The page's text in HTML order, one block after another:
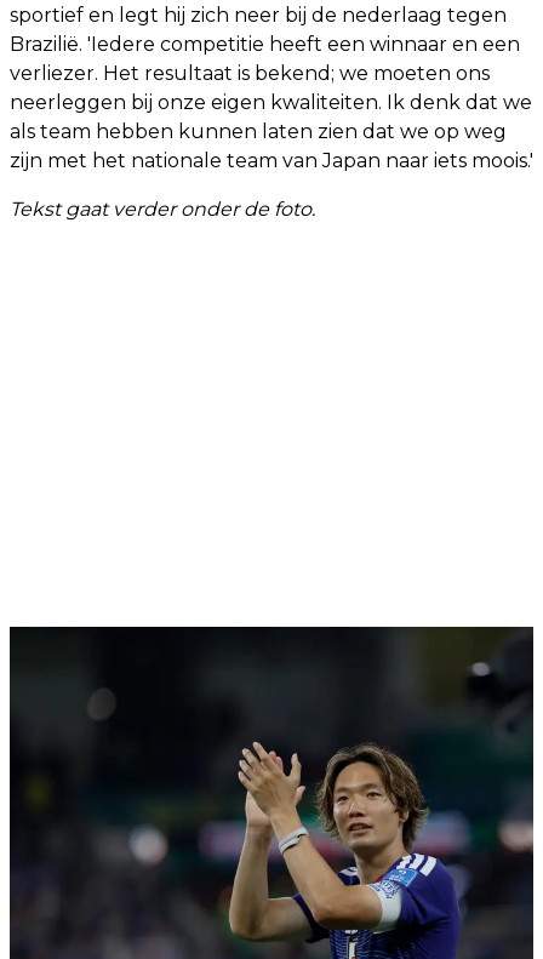
sportief en legt hij zich neer bij de nederlaag tegen
Brazilië. 'Iedere competitie heeft een winnaar en een
verliezer. Het resultaat is bekend; we moeten ons
neerleggen bij onze eigen kwaliteiten. Ik denk dat we
als team hebben kunnen laten zien dat we op weg
zijn met het nationale team van Japan naar iets moois.'
Tekst gaat verder onder de foto.